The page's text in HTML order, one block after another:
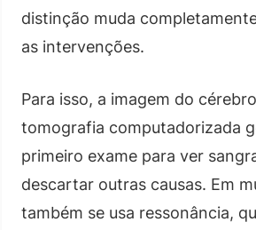
distinção muda
as intervenções.
Para isso, a imagem do
tomografia computadorizada
primeiro exame para ver
descartar outras causas. Em
também se usa ressonância,